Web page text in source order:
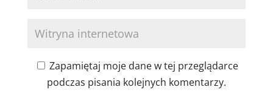
Zapamiętaj moje dane w tej przeglądarce
podczas pisania kolejnych komentarzy.